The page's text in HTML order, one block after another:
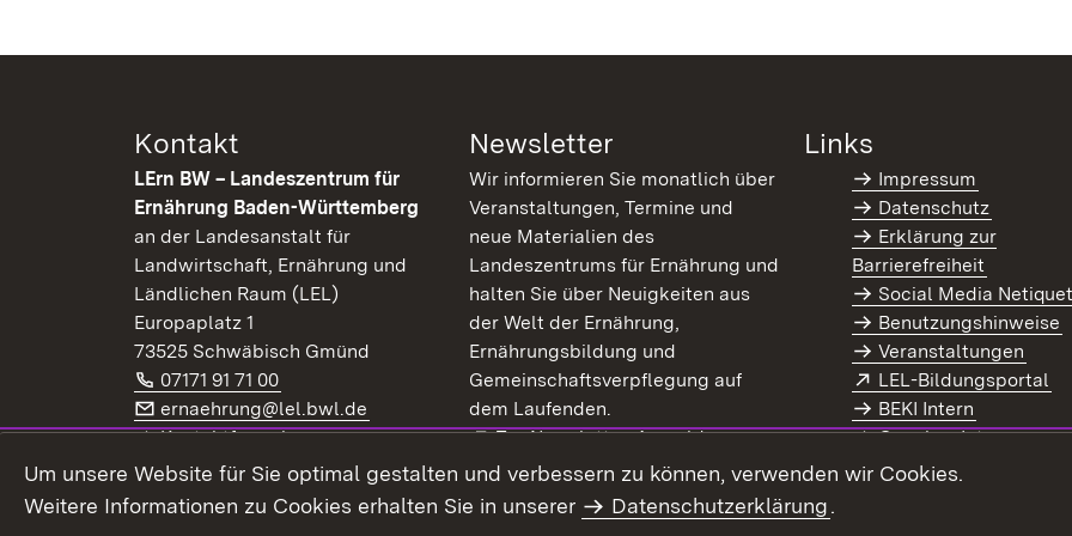
Kontakt
LErn BW – Landeszentrum für
Ernährung Baden-Württemberg
an der Landesanstalt für
Landwirtschaft, Ernährung und
Ländlichen Raum (LEL)
Europaplatz 1
73525 Schwäbisch Gmünd
Telefon:
07171 91 71 00 (Öffnet in neuem Fenster)
E-Mail:
ernaehrung@lel.bwl.de (Öffnet in neuem Fenster)
Kontaktformular
Extern:
LinkedIn (Öffnet in neuem Fenster)
Newsletter
Wir informieren Sie monatlich über
Veranstaltungen, Termine und
neue Materialien des
Landeszentrums für Ernährung und
halten Sie über Neuigkeiten aus
der Welt der Ernährung,
Ernährungsbildung und
Gemeinschaftsverpflegung auf
dem Laufenden.
Extern:
Zur Newsletter-Anmeldung(Öffnet in neuem Fenster)
Newsletter-Archiv
Links
Impressum
Datenschutz
Erklärung zur
Barrierefreiheit
Social Media
Benutzungshinweise
Veranstaltungen
Extern:
LEL-Bildungsportal
BEKI Intern
Coaches Intern
Intranet
Um unsere Website für Sie optimal gestalten und verbessern zu können, verwenden wir Cookies.
Weitere Informationen zu Cookies erhalten Sie in unserer
Datenschutzerklärung.